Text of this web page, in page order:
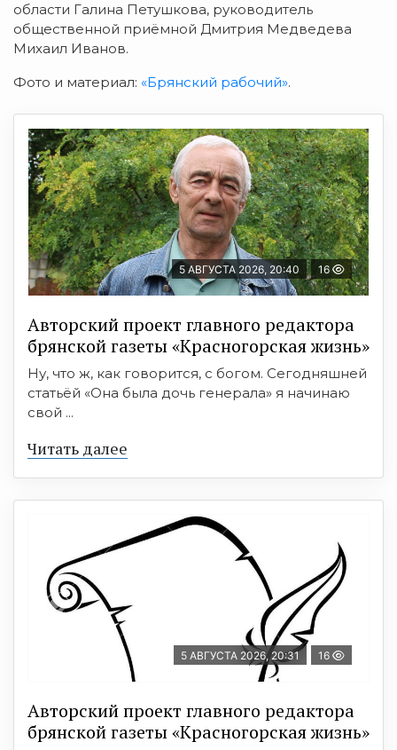
области Галина Петушкова, руководитель
общественной приёмной Дмитрия Медведева
Михаил Иванов.
Фото и материал: «Брянский рабочий».
5 АВГУСТА 2026, 20:40 16
Авторский проект главного редактора
брянской газеты «Красногорская жизнь»
Ну, что ж, как говорится, с богом. Сегодняшней
статьёй «Она была дочь генерала» я начинаю
свой ...
Читать далее
5 АВГУСТА 2026, 20:31 16
Авторский проект главного редактора
брянской газеты «Красногорская жизнь»